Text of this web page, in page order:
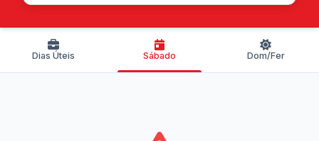
Dias Úteis Sábado Dom/Fer